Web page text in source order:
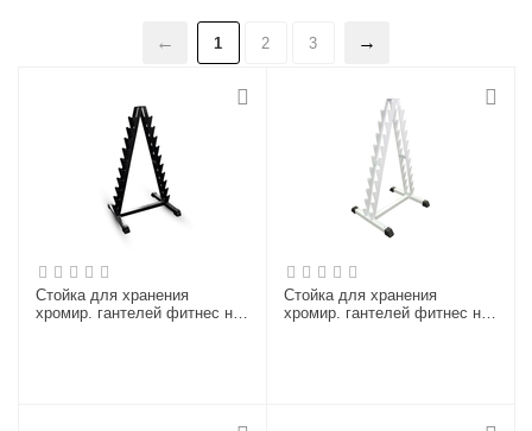
1 2 3
Стойка для хранения
хромир. гантелей фитнес на
Стойка для хранения
хромир. гантелей фитнес на